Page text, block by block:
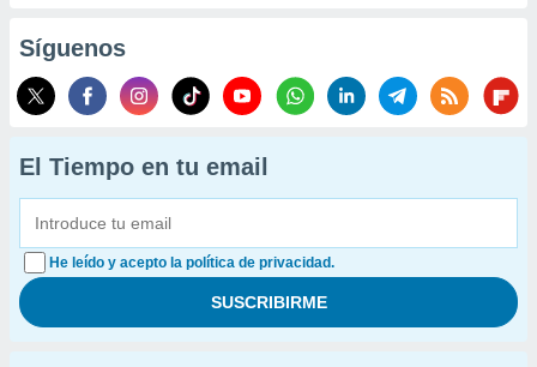
Síguenos
El Tiempo en tu email
He leído y acepto la política de privacidad.